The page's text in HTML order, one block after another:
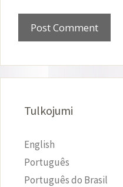
Tulkojumi
English
Português
Português do Brasil